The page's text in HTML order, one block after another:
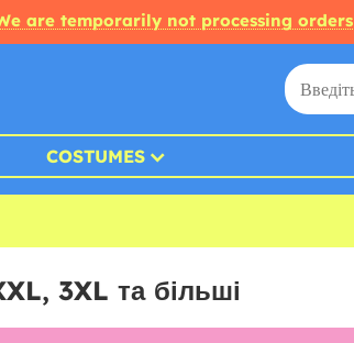
are temporarily not processing orders
COSTUMES
3XL та більші